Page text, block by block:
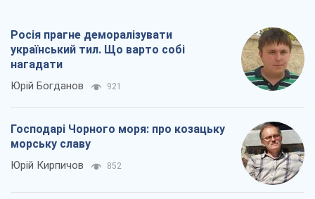
Росія прагне деморалізувати
український тил. Що варто собі
нагадати
Юрій Богданов 921
Господарі Чорного моря: про козацьку
морську славу
Юрій Кирпичов 852